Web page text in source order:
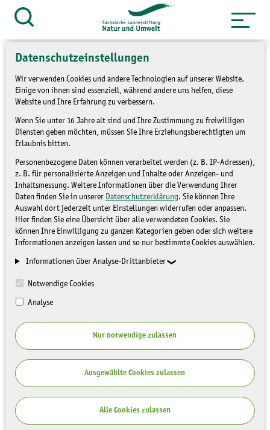
Datenschutzeinstellungen
Wir verwenden Cookies und andere Technologien auf unserer Website.
Einige von ihnen sind essenziell, während andere uns helfen, diese
Website und Ihre Erfahrung zu verbessern.
Wenn Sie unter 16 Jahre alt sind und Ihre Zustimmung zu freiwilligen
Diensten geben möchten, müssen Sie Ihre Erziehungsberechtigten um
Erlaubnis bitten.
Personenbezogene Daten können verarbeitet werden (z. B. IP-Adressen),
z. B. für personalisierte Anzeigen und Inhalte oder Anzeigen- und
Inhaltsmessung. Weitere Informationen über die Verwendung Ihrer
Daten finden Sie in unserer Datenschutzerklärung. Sie können Ihre
Auswahl dort jederzeit unter Einstellungen widerrufen oder anpassen.
Hier finden Sie eine Übersicht über alle verwendeten Cookies. Sie
können Ihre Einwilligung zu ganzen Kategorien geben oder sich weitere
Informationen anzeigen lassen und so nur bestimmte Cookies auswählen.
Informationen über Analyse-Drittanbieter
Notwendige Cookies
Analyse
Nur notwendige zulassen
Ausgewählte Cookies zulassen
Alle Cookies zulassen
Zum
Inhalt
springen
öffnen
21. Sächsische
Gewässertage
„Herausforderungen,
Bausteine und gute
Lösungen für die
Bewirtschaftung der
Gewässer im Klimawandel“
08/24)